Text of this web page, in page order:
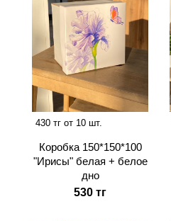
430 тг от 10 шт.
Коробка 150*150*100
"Ирисы" белая + белое
дно
530 тг